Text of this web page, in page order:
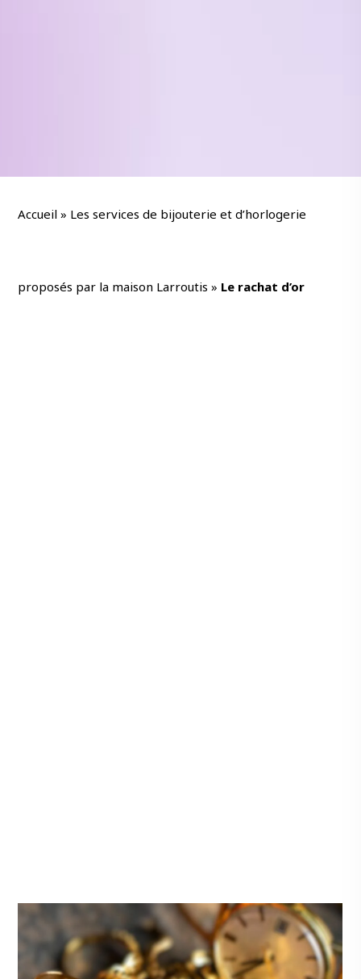
Accueil » Les services de bijouterie et d’horlogerie
proposés par la maison Larroutis » Le rachat d’or